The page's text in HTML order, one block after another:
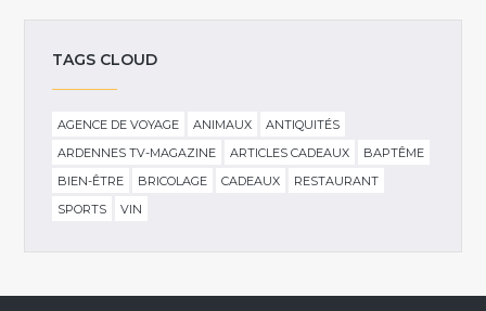
TAGS CLOUD
AGENCE DE VOYAGE ANIMAUX
ANTIQUITÉS
ARDENNES TV-MAGAZINE
ARTICLES CADEAUX
BAPTÊME
BIEN-ÊTRE
BRICOLAGE CADEAUX
RESTAURANT
SPORTS
VIN